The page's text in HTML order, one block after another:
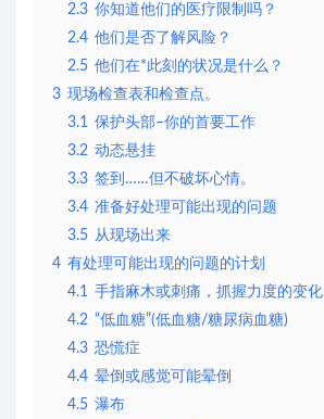
2.3 你知道他们的医疗限制吗？
2.4 他们是否了解风险？
2.5 他们在*此刻的状况是什么？
3 现场检查表和检查点。
3.1
保护头部–你的首要工作
3.2 动态悬挂
3.3 签到……但不破坏心情。
3.4 准备好处理可能出现的问题
3.5 从现场出来
4 有处理可能出现的问题的计划
4.1
手指麻木或刺痛，抓握力度的变化
4.2 “低血糖”(低血糖/糖尿病血糖)
4.3 恐慌症
4.4 晕倒或感觉可能晕倒
4.5 瀑布